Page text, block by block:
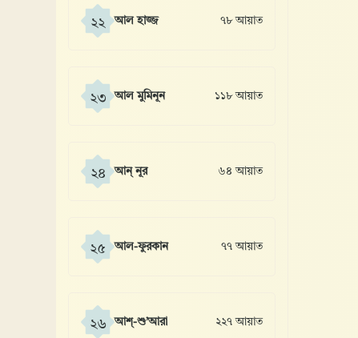
২২ আল হাজ্জ ৭৮ আয়াত
২৩ আল মুমিনূন ১১৮ আয়াত
২৪ আন্ নূর ৬৪ আয়াত
২৫ আল-ফুরকান ৭৭ আয়াত
২৬ আশ্-শু’আরা ২২৭ আয়াত